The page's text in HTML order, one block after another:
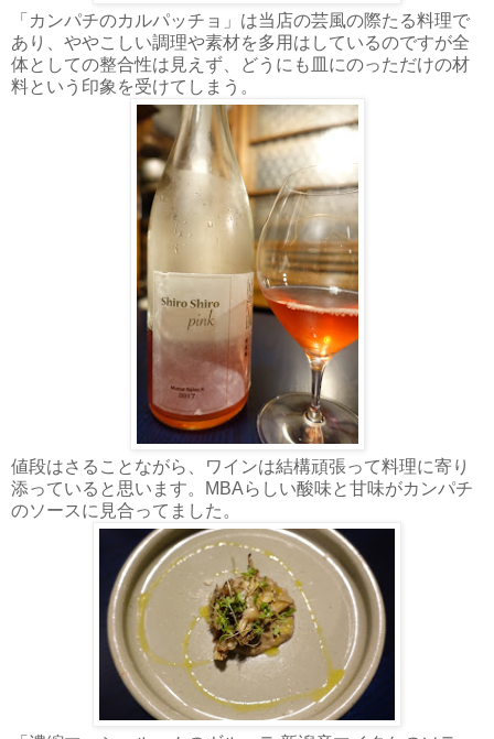
「カンパチのカルパッチョ」は当店の芸風の際たる料理で
あり、ややこしい調理や素材を多用はしているのですが全
体としての整合性は見えず、どうにも皿にのっただけの材
料という印象を受けてしまう。
値段はさることながら、ワインは結構頑張って料理に寄り
添っていると思います。MBAらしい酸味と甘味がカンパチ
のソースに見合ってました。